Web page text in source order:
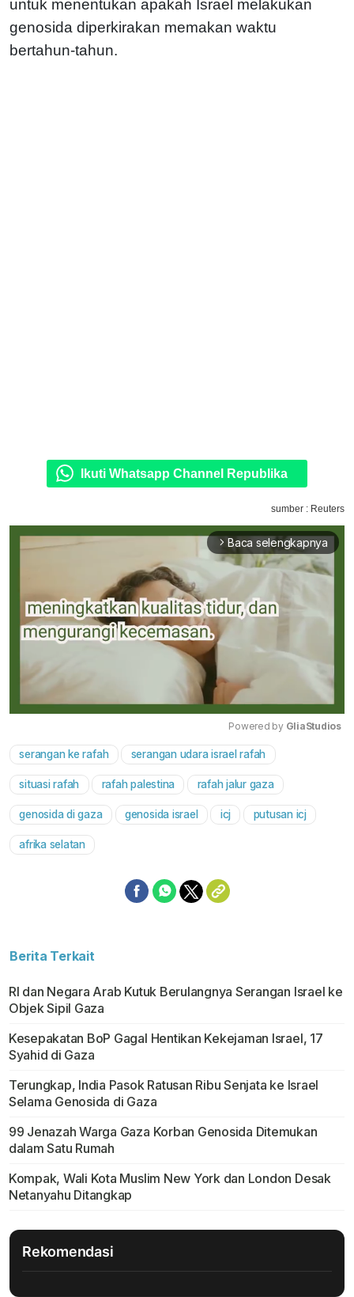
untuk menentukan apakah Israel melakukan
genosida diperkirakan memakan waktu
bertahun-tahun.
Ikuti Whatsapp Channel Republika
sumber : Reuters
arrow_forward_ios Baca selengkapnya
Powered by GliaStudios
serangan ke rafah serangan udara israel rafah
situasi rafah rafah palestina rafah jalur gaza
genosida di gaza genosida israel icj putusan icj
afrika selatan
Berita Terkait
RI dan Negara Arab Kutuk Berulangnya Serangan Israel ke
Objek Sipil Gaza
Kesepakatan BoP Gagal Hentikan Kekejaman Israel, 17
Syahid di Gaza
Terungkap, India Pasok Ratusan Ribu Senjata ke Israel
Selama Genosida di Gaza
99 Jenazah Warga Gaza Korban Genosida Ditemukan
dalam Satu Rumah
Kompak, Wali Kota Muslim New York dan London Desak
Netanyahu Ditangkap
Rekomendasi